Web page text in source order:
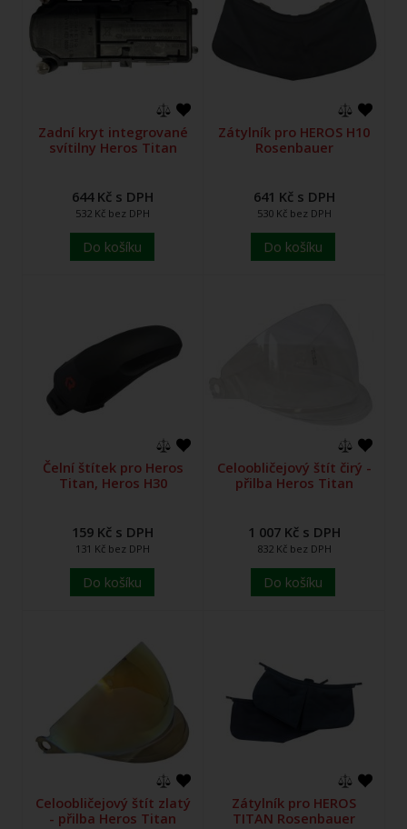
Zadní kryt integrované
svítilny Heros Titan
644 Kč s DPH
532 Kč bez DPH
Do košíku
Zátylník pro HEROS H10
Rosenbauer
641 Kč s DPH
530 Kč bez DPH
Do košíku
Čelní štítek pro Heros
Titan, Heros H30
159 Kč s DPH
131 Kč bez DPH
Do košíku
Celoobličejový štít čirý -
přilba Heros Titan
1 007 Kč s DPH
832 Kč bez DPH
Do košíku
Celoobličejový štít zlatý
- přilba Heros Titan
Zátylník pro HEROS
TITAN Rosenbauer